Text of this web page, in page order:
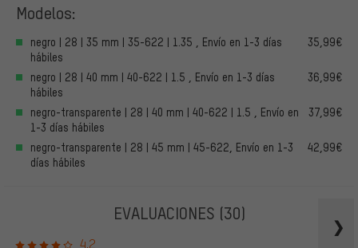
Modelos:
negro | 28 | 35 mm | 35-622 | 1.35 , Envío en 1-3 días
hábiles
35,99€
negro | 28 | 40 mm | 40-622 | 1.5 , Envío en 1-3 días
hábiles
36,99€
negro-transparente | 28 | 40 mm | 40-622 | 1.5 , Envío en
1-3 días hábiles
37,99€
negro-transparente | 28 | 45 mm | 45-622, Envío en 1-3
días hábiles
42,99€
EVALUACIONES (30)
4.2